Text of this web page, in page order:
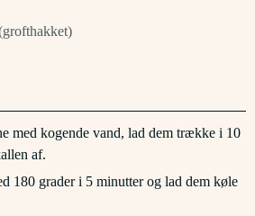
med kogende vand, lad dem trække i 10
af.
180 grader i 5 minutter og lad dem køle